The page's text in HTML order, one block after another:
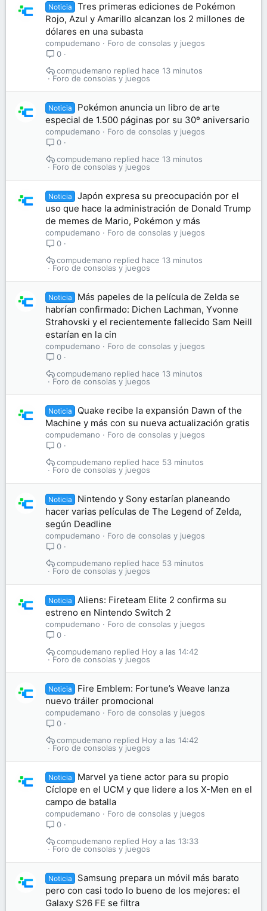
Noticia
Tres primeras ediciones de Pokémon
Rojo, Azul y Amarillo alcanzan los 2 millones de
dólares en una subasta
compudemano
Foro de consolas y juegos
0
Foro de consolas y juegos
hace 13 minutos
compudemano
Noticia
Pokémon anuncia un libro de arte
especial de 1.500 páginas por su 30º aniversario
compudemano
Foro de consolas y juegos
0
Foro de consolas y juegos
hace 13 minutos
compudemano
Noticia
Japón expresa su preocupación por el
uso que hace la administración de Donald Trump
de memes de Mario, Pokémon y más
compudemano
Foro de consolas y juegos
0
Foro de consolas y juegos
hace 13 minutos
compudemano
Noticia
Más papeles de la película de Zelda se
habrían confirmado: Dichen Lachman, Yvonne
Strahovski y el recientemente fallecido Sam Neill
estarían en la cin
compudemano
Foro de consolas y juegos
0
Foro de consolas y juegos
hace 13 minutos
compudemano
Noticia
Quake recibe la expansión Dawn of the
Machine y más con su nueva actualización gratis
compudemano
Foro de consolas y juegos
0
Foro de consolas y juegos
hace 53 minutos
compudemano
Noticia
Nintendo y Sony estarían planeando
hacer varias películas de The Legend of Zelda,
según Deadline
compudemano
Foro de consolas y juegos
0
Foro de consolas y juegos
hace 53 minutos
compudemano
Noticia
Aliens: Fireteam Elite 2 confirma su
estreno en Nintendo Switch 2
compudemano
Foro de consolas y juegos
0
Foro de consolas y juegos
Hoy a las 14:42
compudemano
Noticia
Fire Emblem: Fortune’s Weave lanza
nuevo tráiler promocional
compudemano
Foro de consolas y juegos
0
Foro de consolas y juegos
Hoy a las 14:42
compudemano
Noticia
Marvel ya tiene actor para su propio
Cíclope en el UCM y que lidere a los X-Men en el
campo de batalla
compudemano
Foro de consolas y juegos
0
Foro de consolas y juegos
Hoy a las 13:33
compudemano
Noticia
Samsung prepara un móvil más barato
pero con casi todo lo bueno de los mejores: el
Galaxy S26 FE se filtra